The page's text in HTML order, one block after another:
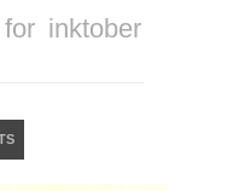
for inktober